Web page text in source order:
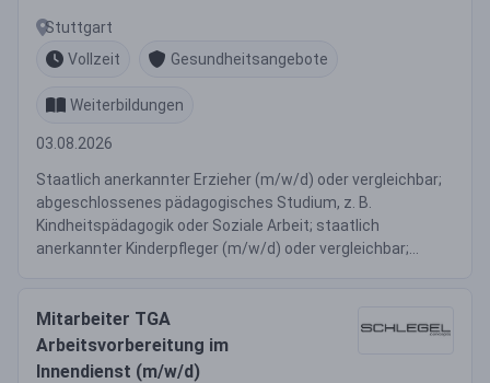
Stuttgart
Vollzeit
Gesundheitsangebote
Weiterbildungen
03.08.2026
Staatlich anerkannter Erzieher (m/w/d) oder vergleichbar;
abgeschlossenes pädagogisches Studium, z. B.
Kindheitspädagogik oder Soziale Arbeit; staatlich
anerkannter Kinderpfleger (m/w/d) oder vergleichbar;...
Mitarbeiter TGA
Arbeitsvorbereitung im
Innendienst (m/w/d)